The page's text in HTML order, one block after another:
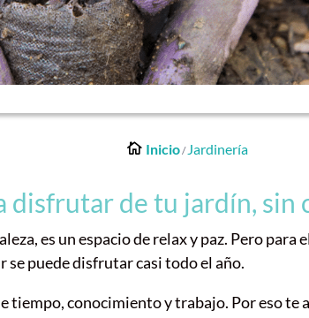
Inicio/ Jardinería
disfrutar de tu jardín, sin
es un espacio de relax y paz. Pero
se puede disfrutar casi todo el año.
tiempo, conocimiento y trabajo. Por eso te